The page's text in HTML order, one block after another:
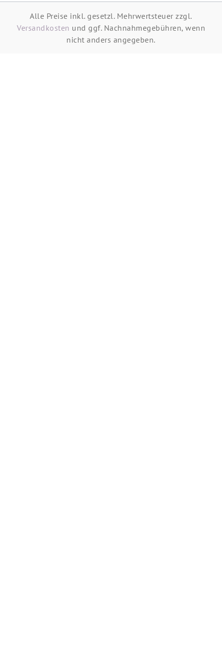
Alle Preise inkl. gesetzl. Mehrwertsteuer zzgl.
Versandkosten und ggf. Nachnahmegebühren, wenn
nicht anders angegeben.